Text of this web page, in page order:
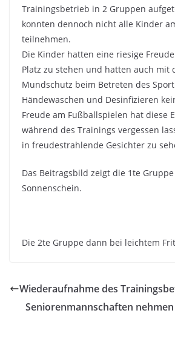
Trainingsbetrieb in 2 Gruppen
konnten dennoch nicht alle Kinder
teilnehmen.
Die Kinder hatten eine riesige
Platz zu stehen und hatten auch mit
Mundschutz beim Betreten des
Händewaschen und Desinfizieren
Freude am Fußballspielen hat diese
während des Trainings vergessen
in freudestrahlende Gesichter zu
Das Beitragsbild zeigt die 1te
Sonnenschein.
Die 2te Gruppe dann bei leichtem
Wiederaufnahme des
Seniorenmannschaften